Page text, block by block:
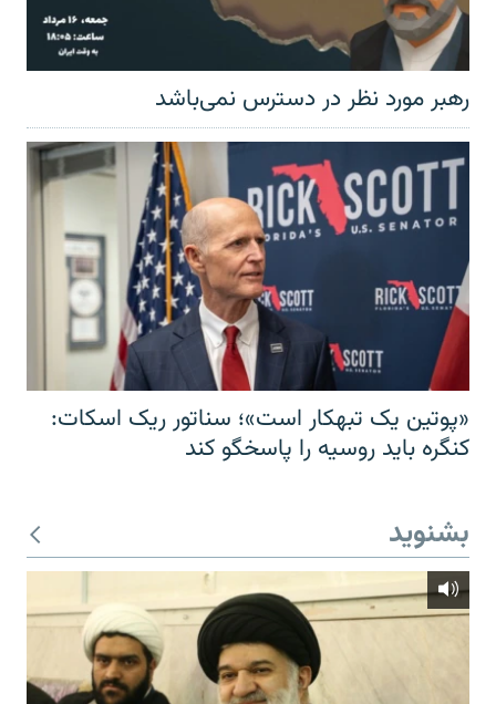
رهبر مورد نظر در دسترس نمی‌باشد
«پوتین یک تبهکار است»؛ سناتور ریک اسکات:
کنگره باید روسیه را پاسخگو کند
بشنوید